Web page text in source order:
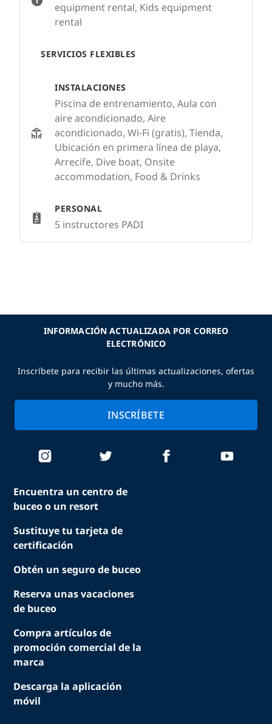
equipment rental, Kids equipment
rental
SERVICIOS FLEXIBLES
INSTALACIONES
Piscina de entrenamiento, Aula con
aire acondicionado, Aire
acondicionado, Wi-Fi (gratis), Tienda,
Ubicación en primera línea de playa,
Arrecife, Dive boat, Onsite
accommodation, Food & Drinks
PERSONAL
5 instructores PADI
Encuentra un centro de
buceo o un resort
Sustituye tu tarjeta de
certificación
Obtén un seguro de buceo
Reserva unas vacaciones
de buceo
Compra artículos de
promoción comercial de la
marca
Descarga la aplicación
móvil
INFORMACIÓN ACTUALIZADA POR CORREO
ELECTRÓNICO
Inscríbete para recibir las últimas actualizaciones, ofertas
y mucho más.
INSCRÍBETE